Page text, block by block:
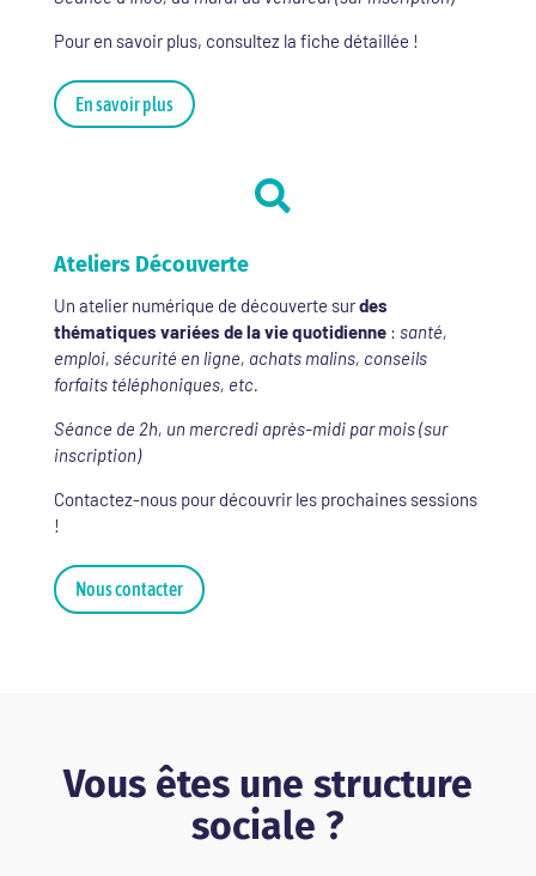
Pour en savoir plus, consultez la fiche détaillée !
En savoir plus

Ateliers Découverte
Un atelier numérique de découverte surdes
thématiques variées de la vie quotidienne: santé,
emploi, sécurité en ligne, achats malins, conseils
forfaits téléphoniques, etc.
Séance de 2h, un mercredi après-midi par mois (sur
inscription)
Contactez-nous pour découvrir les prochaines sessions
!
Nous contacter
Vous êtes une structure
sociale ?